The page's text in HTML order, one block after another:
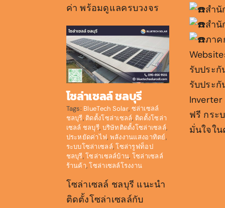
ค่า พร้อมดูแลครบวงจร
โซล่าเซลล์ ชลบุรี
Tags: BlueTech Solar, ซล่าเซลล์
ชลบุรี, ติดตั้งโซล่าเซลล์, ติดตั้งโซล่า
เซลล์ ชลบุรี, บริษัทติดตั้งโซล่าเซลล์,
ประหยัดค่าไฟ, พลังงานแสงอาทิตย์,
ระบบโซล่าเซลล์,โซล่ารูฟท็อป
ชลบุรี,โซล่าเซลล์บ้าน, โซล่าเซลล์
ร้านค้า,โซล่าเซลล์โรงงาน
โซล่าเซลล์ ชลบุรี แนะนำ
ติดตั้งโซล่าเซลล์กับ
สำนั
สำนั
ภาค
รับประ
รับประ
Inverter
ฟรี กระ
มั่นใจใ